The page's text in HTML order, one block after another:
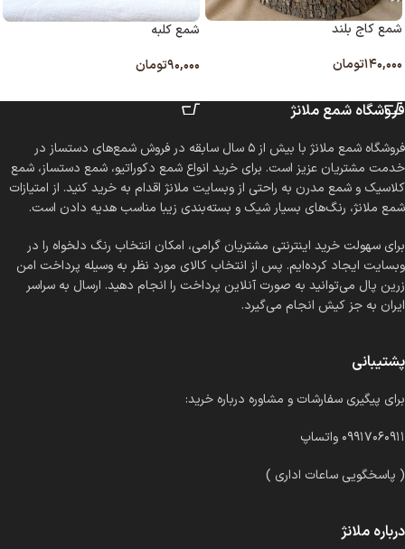
شمع کاج بلند
۱۴۰,۰۰۰تومان
شمع کلبه
۹۰,۰۰۰تومان
فروشگاه شمع ملانژ
فروشگاه شمع ملانژ با بیش از ۵ سال سابقه در فروش شمع‌های دستساز در
خدمت مشتریان عزیز است. برای خرید انواع شمع دکوراتیو، شمع دستساز، شمع
کلاسیک و شمع مدرن به راحتی از وبسایت ملانژ اقدام به خرید کنید. از امتیازات
شمع ملانژ، رنگ‌های بسیار شیک و بسته‌بندی زیبا مناسب هدیه دادن است.
برای سهولت خرید اینترنتی مشتریان گرامی، امکان انتخاب رنگ دلخواه را در
وبسایت ایجاد کرده‌ایم. پس از انتخاب کالای مورد نظر به وسیله پرداخت امن
زرین پال می‌توانید به صورت آنلاین پرداخت را انجام دهید. ارسال به سراسر
ایران به جز کیش انجام می‌گیرد.
پشتیبانی
برای پیگیری سفارشات و مشاوره درباره خرید:
۰۹۹۱۷۰۶۰۹۱۱ واتساپ
( پاسخگویی ساعات اداری )
درباره ملانژ